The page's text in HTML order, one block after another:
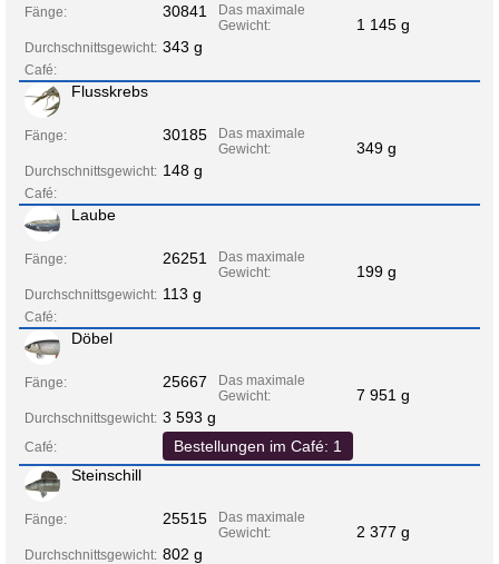
Fänge: 30841
Das maximale
Gewicht:
1 145 g
Durchschnittsgewicht: 343 g
Café:
Flusskrebs
Fänge: 30185
Das maximale
Gewicht:
349 g
Durchschnittsgewicht: 148 g
Café:
Laube
Fänge: 26251
Das maximale
Gewicht:
199 g
Durchschnittsgewicht: 113 g
Café:
Döbel
Fänge: 25667
Das maximale
Gewicht:
7 951 g
Durchschnittsgewicht: 3 593 g
Café:
Bestellungen im Café: 1
Steinschill
Fänge: 25515
Das maximale
Gewicht:
2 377 g
Durchschnittsgewicht: 802 g